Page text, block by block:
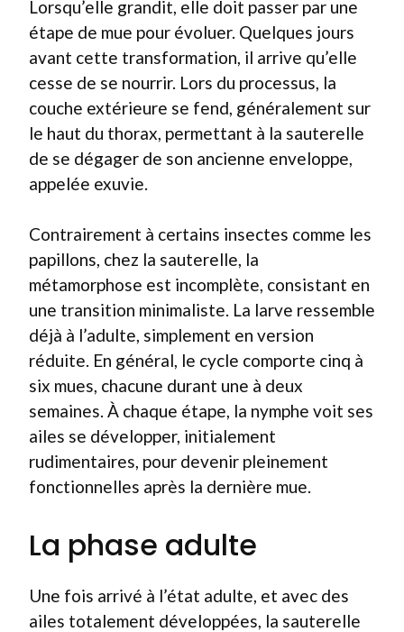
Lorsqu’elle grandit, elle doit passer par une
étape de mue pour évoluer. Quelques jours
avant cette transformation, il arrive qu’elle
cesse de se nourrir. Lors du processus, la
couche extérieure se fend, généralement sur
le haut du thorax, permettant à la sauterelle
de se dégager de son ancienne enveloppe,
appelée exuvie.
Contrairement à certains insectes comme les
papillons, chez la sauterelle, la
métamorphose est incomplète, consistant en
une transition minimaliste. La larve ressemble
déjà à l’adulte, simplement en version
réduite. En général, le cycle comporte cinq à
six mues, chacune durant une à deux
semaines. À chaque étape, la nymphe voit ses
ailes se développer, initialement
rudimentaires, pour devenir pleinement
fonctionnelles après la dernière mue.
La phase adulte
Une fois arrivé à l’état adulte, et avec des
ailes totalement développées, la sauterelle